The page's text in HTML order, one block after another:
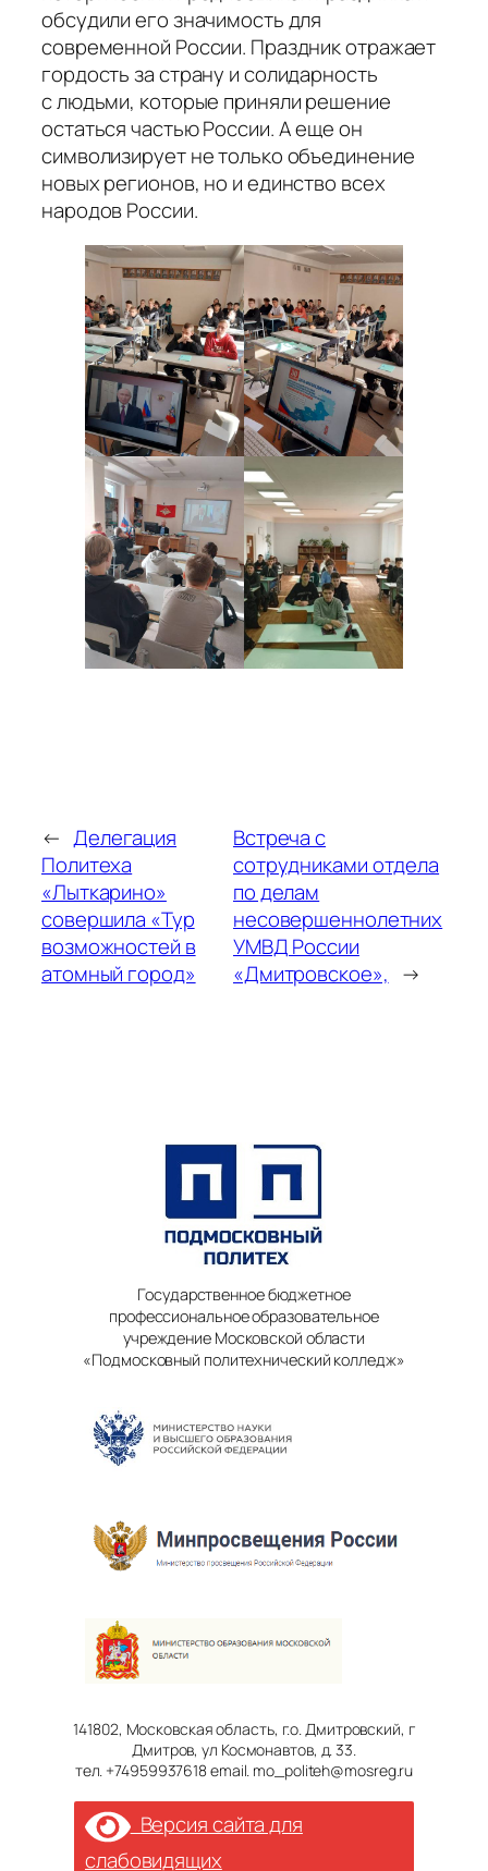
обсудили его значимость для
современной России. Праздник отражает
гордость за страну и солидарность
с людьми, которые приняли решение
остаться частью России. А еще он
символизирует не только объединение
новых регионов, но и единство всех
народов России.
← Делегация
Политеха
«Лыткарино»
совершила «Тур
возможностей в
атомный город»
Встреча с
сотрудниками отдела
по делам
несовершеннолетних
УМВД России
«Дмитровское», →
Государственное бюджетное
профессиональное образовательное
учреждение Московской области
«Подмосковный политехнический колледж»
141802, Московская область, г.о. Дмитровский, г
Дмитров, ул Космонавтов, д. 33.
тел. +74959937618 email. mo_politeh@mosreg.ru
Версия сайта для
слабовидящих